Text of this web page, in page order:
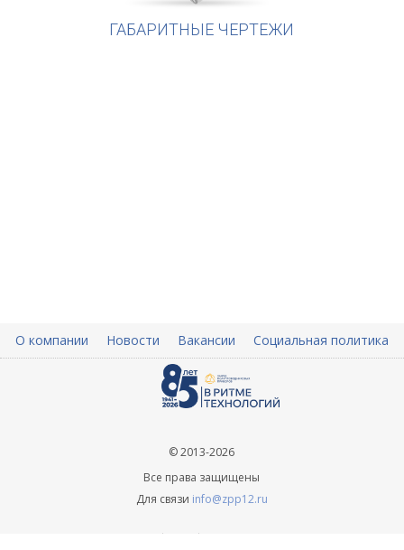
ГАБАРИТНЫЕ ЧЕРТЕЖИ
О компании Новости Вакансии Социальная политика
© 2013-2026
Все права защищены
Для связи info@zpp12.ru